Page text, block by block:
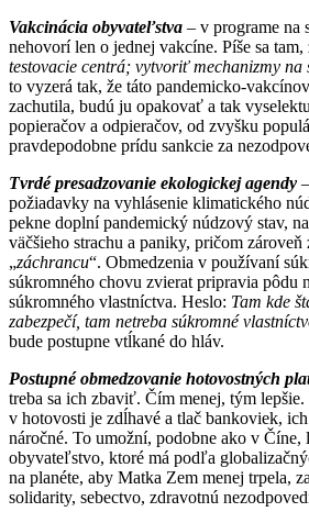
Vakcinácia obyvateľstva – v programe na
nehovorí len o jednej vakcíne. Píše sa tam,
testovacie centrá; vytvoriť mechanizmy na
to vyzerá tak, že táto pandemicko-
zachutila, budú ju opakovať a tak
popieračov a odpieračov, od zvyšku
pravdepodobne prídu sankcie za
Tvrdé presadzovanie ekologickej agendy
požiadavky na vyhlásenie klimatického
pekne doplní pandemický núdzový stav,
väčšieho strachu a paniky, pričom
„záchrancu“. Obmedzenia v používaní
súkromného chovu zvierat pripravia pôdu
súkromného vlastníctva. Heslo: Tam kde
zabezpečí, tam netreba súkromné
bude postupne vtĺkané do hláv.
Postupné obmedzovanie hotovostných
treba sa ich zbaviť. Čím menej, tým
v hotovosti je zdĺhavé a tlač bankoviek,
náročné. To umožní, podobne ako v Číne,
obyvateľstvo, ktoré má podľa
na planéte, aby Matka Zem menej trpela,
solidarity, sebectvo, zdravotnú